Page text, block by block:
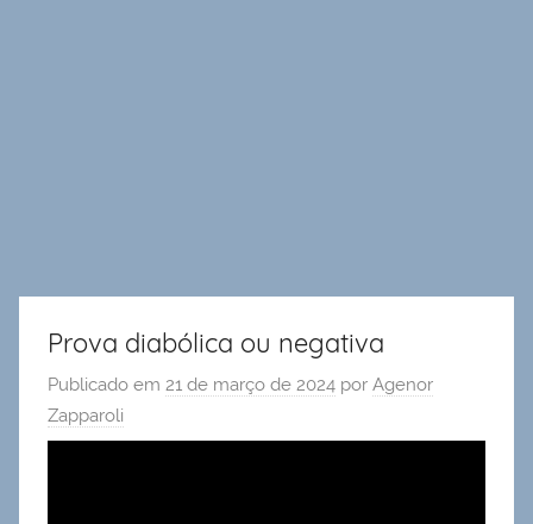
Prova diabólica ou negativa
Publicado em 21 de março de 2024 por Agenor
Zapparoli